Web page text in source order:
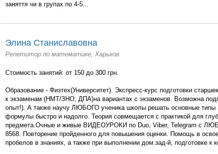
заняття чи в групах по 4-5...
Элина Станиславовна
Репетитор по математике, Харьков
Стоимость занятий: от 150 до 300 грн.
Образование - Физтех(Университет). Экспресс-курс подготовки
к экзаменам (НМТ/ЗНО, ДПА)на вариантах с экзаменов. Возможна
опыт!). А также научу ЛЮБОГО ученика школы решать основные
формулы быстро и надолго. Теория совмещается с практикой для
предмета.Очные и живые ВИДЕОУРОКИ по Duo, Viber, Telegram с
8568. Повторение пройденного для повышения оценки. Помощь в
пробелов в знаниях, а также при выполнении дом.зад-й, подготовке